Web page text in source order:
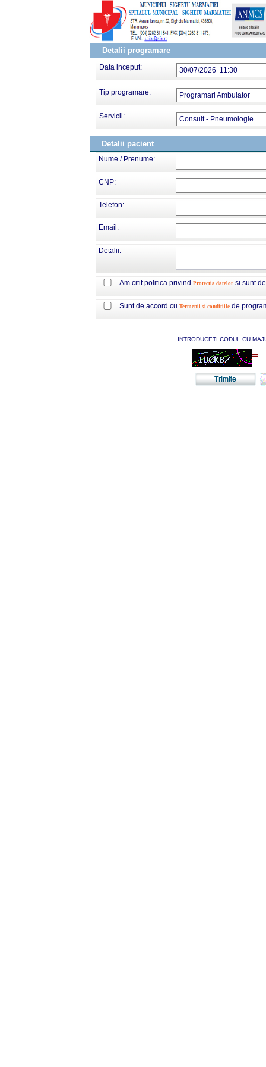
Detalii programare
Data inceput: 30/07/2026 11:30
Tip programare: Programari Ambulator
Servicii: Consult - Pneumologie
Detalii pacient
Nume / Prenume:
CNP:
Telefon:
Email:
Detalii:
Am citit politica privind Protectia datelor si sunt
Sunt de accord cu Termenii si conditiile de
INTRODUCETI CODUL CU
=